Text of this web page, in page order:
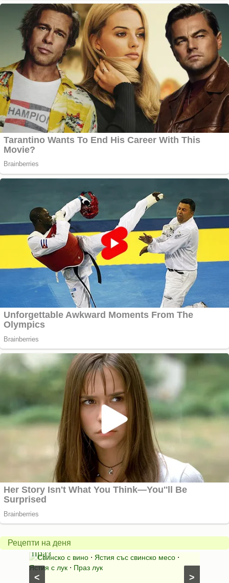
Рецепти на деня
>
<
Свинско
с
праз
Свинско с вино ⋅ Ястия със свинско месо ⋅
Ястия с лук ⋅ Праз лук
с
яйца